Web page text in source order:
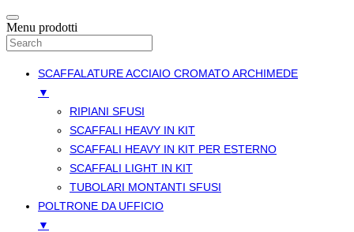
Menu prodotti
SCAFFALATURE ACCIAIO CROMATO ARCHIMEDE
▼
RIPIANI SFUSI
SCAFFALI HEAVY IN KIT
SCAFFALI HEAVY IN KIT PER ESTERNO
SCAFFALI LIGHT IN KIT
TUBOLARI MONTANTI SFUSI
POLTRONE DA UFFICIO
▼